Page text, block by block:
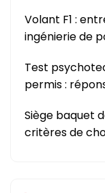
Volant F1 :
ingénierie de
Test
permis :
Siège baquet
critères de